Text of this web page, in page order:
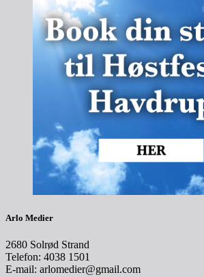
Arlo Medier
2680 Solrød Strand
Telefon: 4038 1501
E-mail: arlomedier@gmail.com